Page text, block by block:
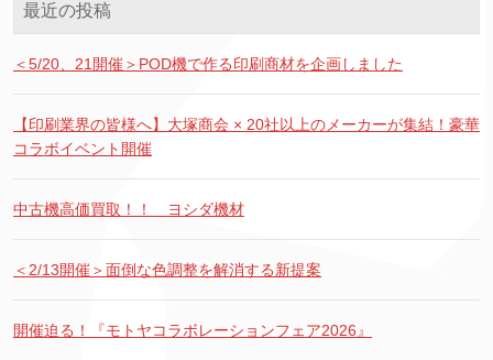
最近の投稿
＜5/20、21開催＞POD機で作る印刷商材を企画しました
【印刷業界の皆様へ】大塚商会 × 20社以上のメーカーが集結！豪華
コラボイベント開催
中古機高価買取！！ ヨシダ機材
＜2/13開催＞面倒な色調整を解消する新提案
開催迫る！『モトヤコラボレーションフェア2026』